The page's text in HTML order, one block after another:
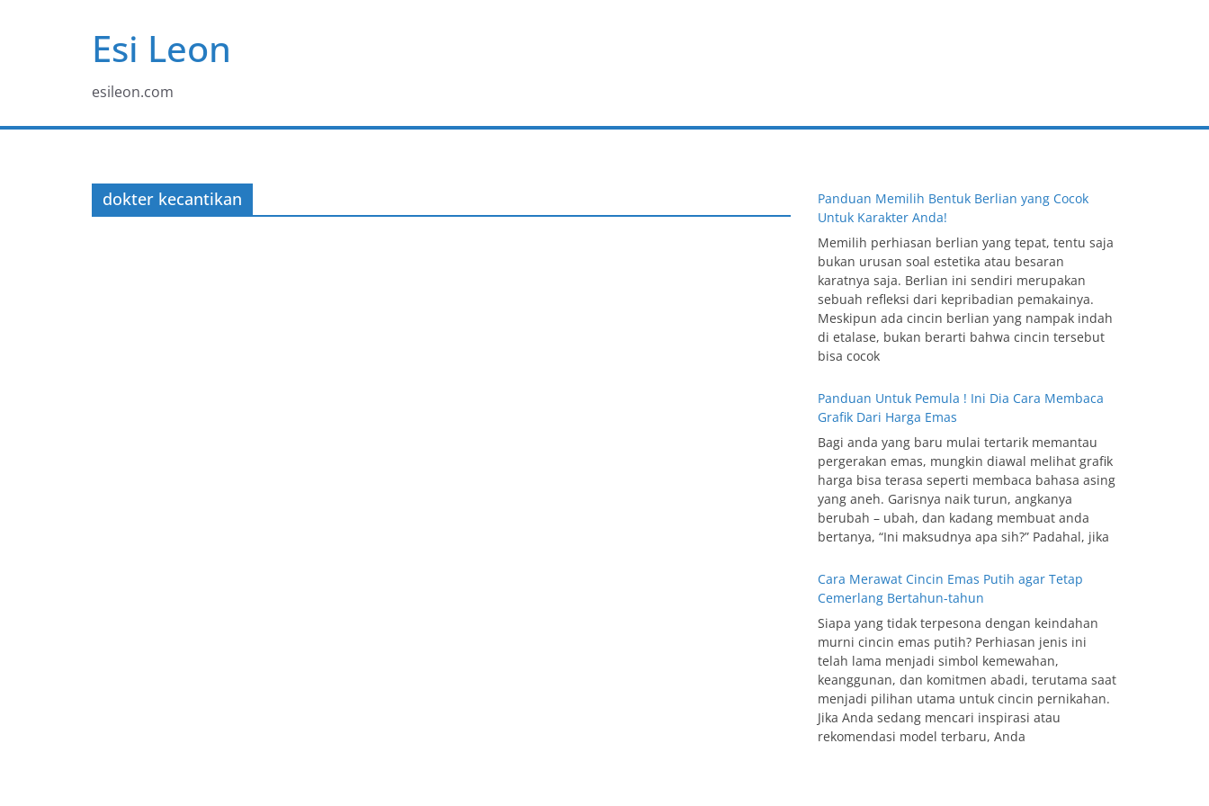
Esi Leon
esileon.com
dokter kecantikan
Panduan Memilih Bentuk Berlian yang Cocok
Untuk Karakter Anda!
Memilih perhiasan berlian yang tepat, tentu saja
bukan urusan soal estetika atau besaran
karatnya saja. Berlian ini sendiri merupakan
sebuah refleksi dari kepribadian pemakainya.
Meskipun ada cincin berlian yang nampak indah
di etalase, bukan berarti bahwa cincin tersebut
bisa cocok
Panduan Untuk Pemula ! Ini Dia Cara Membaca
Grafik Dari Harga Emas
Bagi anda yang baru mulai tertarik memantau
pergerakan emas, mungkin diawal melihat grafik
harga bisa terasa seperti membaca bahasa asing
yang aneh. Garisnya naik turun, angkanya
berubah – ubah, dan kadang membuat anda
bertanya, “Ini maksudnya apa sih?” Padahal, jika
Cara Merawat Cincin Emas Putih agar Tetap
Cemerlang Bertahun-tahun
Siapa yang tidak terpesona dengan keindahan
murni cincin emas putih? Perhiasan jenis ini
telah lama menjadi simbol kemewahan,
keanggunan, dan komitmen abadi, terutama saat
menjadi pilihan utama untuk cincin pernikahan.
Jika Anda sedang mencari inspirasi atau
rekomendasi model terbaru, Anda